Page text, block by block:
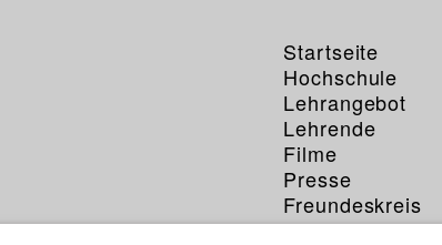
Startseite
Hochschule
Lehrangebot
Lehrende
Filme
Presse
Freundeskreis
Service